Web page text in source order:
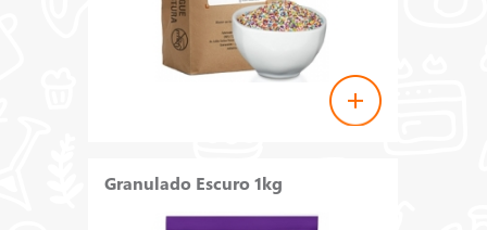
Granulado Escuro 1kg